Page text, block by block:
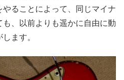
ることによって、同じマイナ
、以前よりも遥かに自由に動
ます。